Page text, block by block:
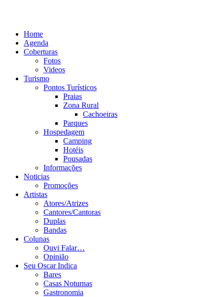
Home
Agenda
Coberturas
Fotos
Videos
Turismo
Pontos Turísticos
Praias
Zona Rural
Cachoeiras
Parques
Hospedagem
Camping
Hotéis
Pousadas
Informações
Noticias
Promoções
Artistas
Atores/Atrizes
Cantores/Cantoras
Duplas
Bandas
Colunas
Ouvi Falar…
Opinião
Seu Oscar Indica
Bares
Casas Noturnas
Gastronomia